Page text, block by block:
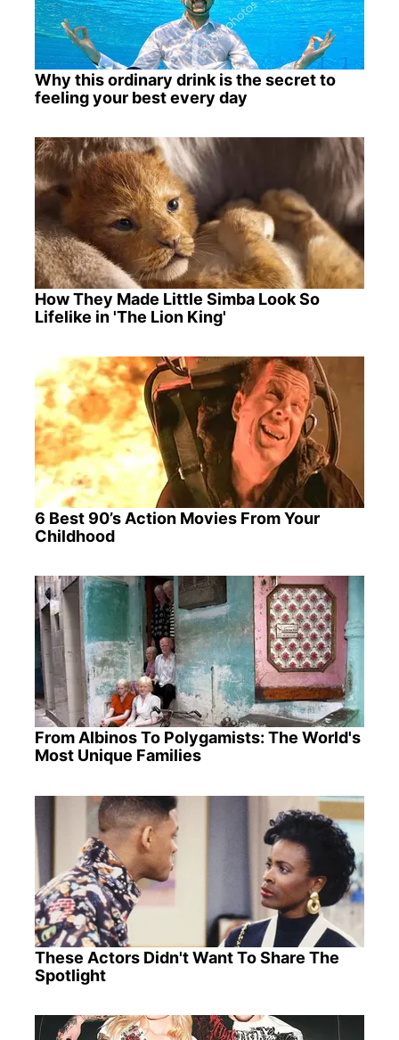
Why this ordinary drink is the secret to
feeling your best every day
How They Made Little Simba Look So
Lifelike in 'The Lion King'
6 Best 90’s Action Movies From Your
Childhood
From Albinos To Polygamists: The World's
Most Unique Families
These Actors Didn't Want To Share The
Spotlight